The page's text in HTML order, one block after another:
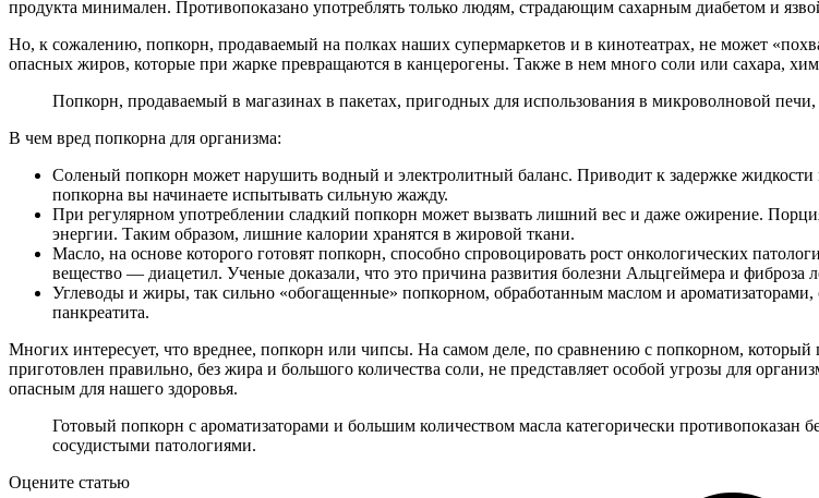
продукта минимален. Противопоказано употреблять только людям, страдающим сахарным диабетом и
Но, к сожалению, попкорн, продаваемый на полках наших супермаркетов и в кинотеатрах, не может
опасных жиров, которые при жарке превращаются в канцерогены. Также в нем много соли или сахара,
Попкорн, продаваемый в магазинах в пакетах, пригодных для использования в микроволновой
В чем вред попкорна для организма:
Соленый попкорн может нарушить водный и электролитный баланс. Приводит к задержке
попкорна вы начинаете испытывать сильную жажду.
При регулярном употреблении сладкий попкорн может вызвать лишний вес и даже ожирение.
энергии. Таким образом, лишние калории хранятся в жировой ткани.
Масло, на основе которого готовят попкорн, способно спровоцировать рост онкологических
вещество — диацетил. Ученые доказали, что это причина развития болезни Альцгеймера и фиброза
Углеводы и жиры, так сильно «обогащенные» попкорном, обработанным маслом и ароматизаторами,
панкреатита.
Многих интересует, что вреднее, попкорн или чипсы. На самом деле, по сравнению с попкорном,
приготовлен правильно, без жира и большого количества соли, не представляет особой угрозы для
опасным для нашего здоровья.
Готовый попкорн с ароматизаторами и большим количеством масла категорически
сосудистыми патологиями.
Оцените статью